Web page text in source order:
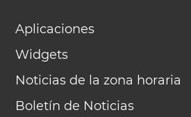
Aplicaciones
Widgets
Noticias de la zona horaria
Boletín de Noticias